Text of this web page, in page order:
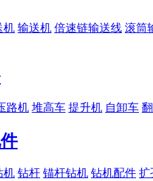
机 输送机 倍速链输送线 滚筒
路机 堆高车 提升机 自卸车
机 钻杆 锚杆钻机 钻机配件 扩